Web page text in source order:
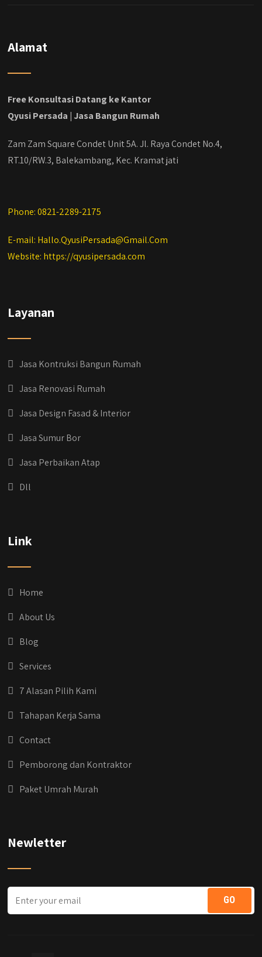
Alamat
Free Konsultasi Datang ke Kantor
Qyusi Persada | Jasa Bangun Rumah
Zam Zam Square Condet Unit 5A. Jl. Raya Condet No.4,
RT.10/RW.3, Balekambang, Kec. Kramat jati
Phone: 0821-2289-2175
E-mail: Hallo.QyusiPersada@Gmail.Com
Website: https://qyusipersada.com
Layanan
Jasa Kontruksi Bangun Rumah
Jasa Renovasi Rumah
Jasa Design Fasad & Interior
Jasa Sumur Bor
Jasa Perbaikan Atap
Dll
Link
Home
About Us
Blog
Services
7 Alasan Pilih Kami
Tahapan Kerja Sama
Contact
Pemborong dan Kontraktor
Paket Umrah Murah
Newletter